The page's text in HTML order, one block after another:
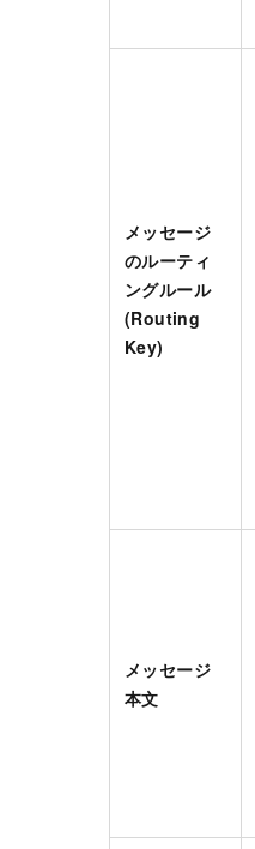
メッセージ
のルーティ
ングルール
(Routing
Key)
メッセージ
本文